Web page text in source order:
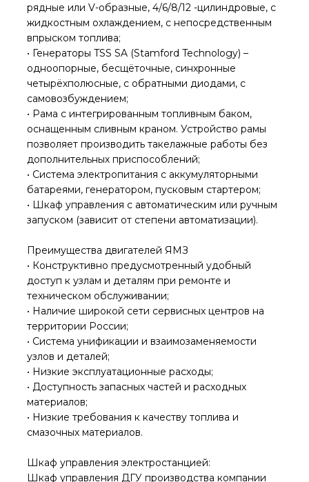
рядные или V-образные, 4/6/8/12 -цилиндровые, с
жидкостным охлаждением, с непосредственным
впрыском топлива;
• Генераторы TSS SA (Stamford Technology) –
одноопорные, бесщёточные, синхронные
четырёхполюсные, с обратными диодами, с
самовозбуждением;
• Рама с интегрированным топливным баком,
оснащенным сливным краном. Устройство рамы
позволяет производить такелажные работы без
дополнительных приспособлений;
• Система электропитания с аккумуляторными
батареями, генератором, пусковым стартером;
• Шкаф управления с автоматическим или ручным
запуском (зависит от степени автоматизации).
Преимущества двигателей ЯМЗ
• Конструктивно предусмотренный удобный
доступ к узлам и деталям при ремонте и
техническом обслуживании;
• Наличие широкой сети сервисных центров на
территории России;
• Система унификации и взаимозаменяемости
узлов и деталей;
• Низкие эксплуатационные расходы;
• Доступность запасных частей и расходных
материалов;
• Низкие требования к качеству топлива и
смазочных материалов.
Шкаф управления электростанцией:
Шкаф управления ДГУ производства компании